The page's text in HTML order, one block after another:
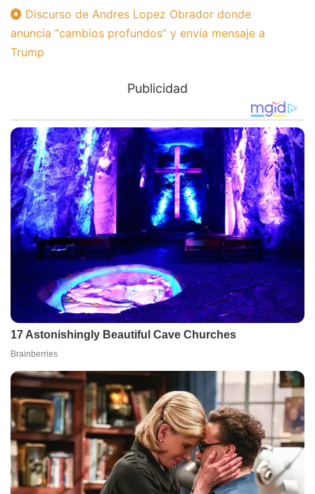
Discurso de Andres Lopez Obrador donde
anuncia “cambios profundos” y envía mensaje a
Trump
Publicidad